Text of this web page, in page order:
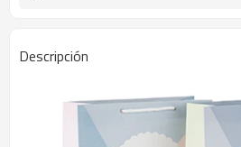
Descripción